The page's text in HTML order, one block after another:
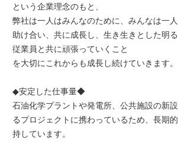
という企業理念のもと、
弊社は一人はみんなのために、みんなは一
助け合い、共に成長し、生き生きとした明
従業員と共に頑張っていくこと
を大切にこれからも成長し続けていきます。
◆安定した仕事量◆
石油化学プラントや発電所、公共施設の新
るプロジェクトに携わっているため、長期
持しています。